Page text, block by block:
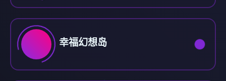
幸福幻想岛